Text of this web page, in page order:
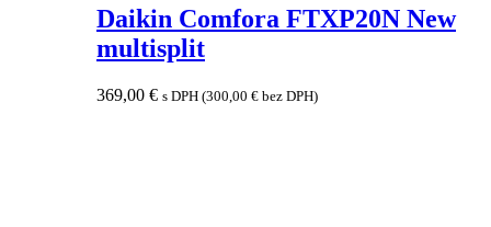
Daikin Comfora FTXP20N New
multisplit
369,00 € s DPH (300,00 € bez DPH)